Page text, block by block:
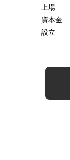
上場
資本金
設立